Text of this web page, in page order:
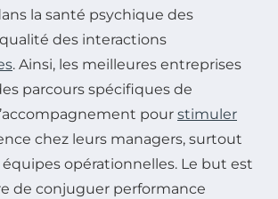
la santé psychique des
des interactions
. Ainsi, les meilleures entreprises
parcours spécifiques de
pour stimuler
chez leurs managers, surtout
équipes opérationnelles. Le but est
de conjuguer performance